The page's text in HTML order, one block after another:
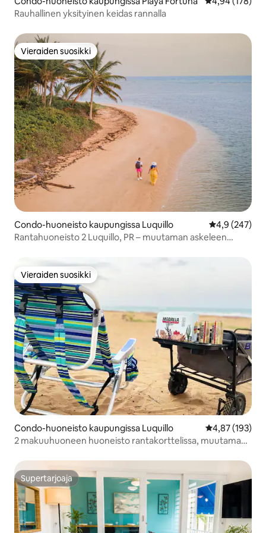
Rauhallinen yksityinen keidas rannalla
Vieraiden suosikki
Vieraiden suosikki
Condo-huoneisto kaupungissa Luquillo
4,9 (247)
Rantahuoneisto 2 Luquillo, PR – muutaman askeleen
Vieraiden suosikki
Vieraiden suosikki
Condo-huoneisto kaupungissa Luquillo
4,87 (193)
2 makuuhuoneen huoneisto rantakorttelissa, muutaman
Supertarjoaja
Supertarjoaja